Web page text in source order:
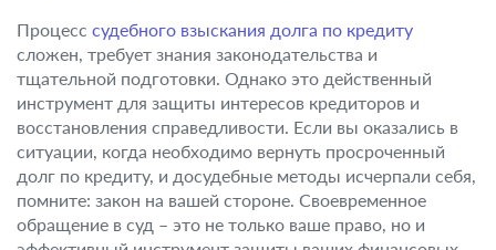
Процесс судебного взыскания долга по кредиту
сложен, требует знания законодательства и
тщательной подготовки. Однако это действенный
инструмент для защиты интересов кредиторов и
восстановления справедливости. Если вы оказались в
ситуации, когда необходимо вернуть просроченный
долг по кредиту, и досудебные методы исчерпали себя,
помните: закон на вашей стороне. Своевременное
обращение в суд – это не только ваше право, но и